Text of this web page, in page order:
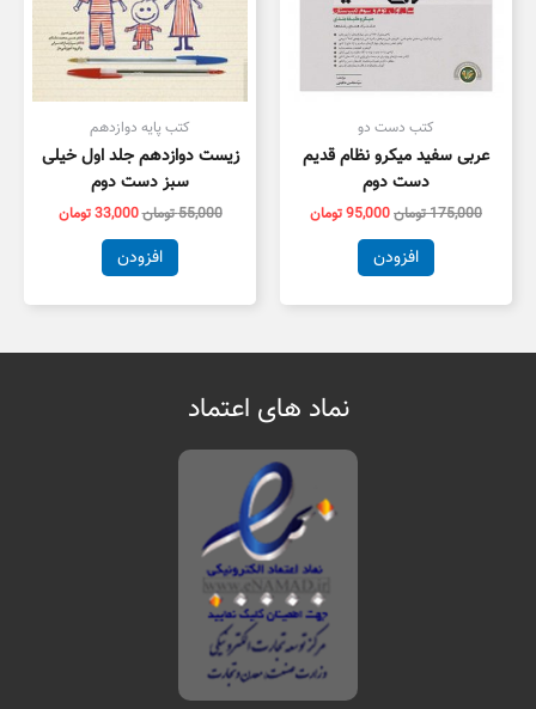
کتب دست دو
عربی سفید میکرو نظام قدیم
دست دوم
175,000تومان95,000تومان
افزودن
کتب پایه دوازدهم
زیست دوازدهم جلد اول خیلی
سبز دست دوم
55,000تومان33,000تومان
افزودن
نماد های اعتماد